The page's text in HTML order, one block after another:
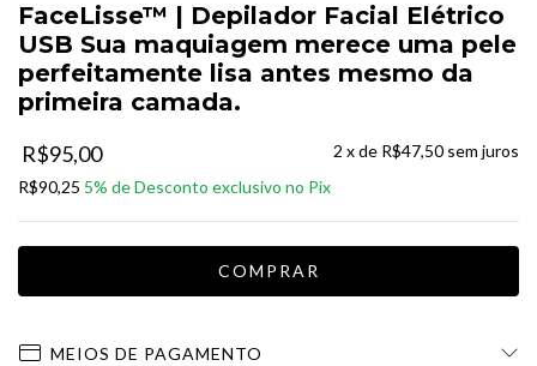
FaceLisse™ | Depilador Facial Elétrico
USB Sua maquiagem merece uma pele
perfeitamente lisa antes mesmo da
primeira camada.
R$95,00 2 x de R$47,50 sem juros
R$90,25
MEIOS DE PAGAMENTO